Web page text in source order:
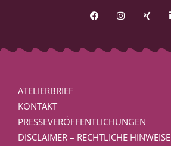
ATELIERBRIEF
KONTAKT
PRESSEVERÖFFENTLICHUNGEN
DISCLAIMER – RECHTLICHE HINWEISE